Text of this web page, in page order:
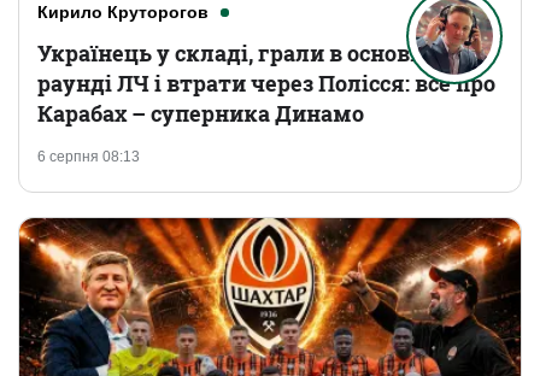
Кирило Круторогов
6 серпня 08:13
Українець у складі, грали в основному
раунді ЛЧ і втрати через Полісся: все про
Карабах – суперника Динамо